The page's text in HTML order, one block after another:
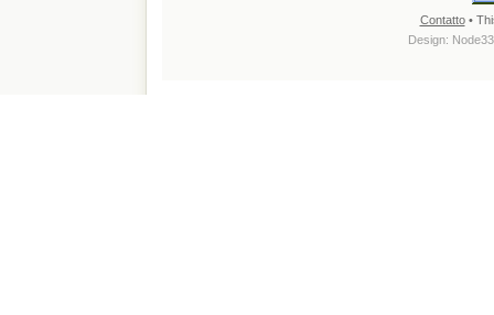
Contatto•
Design: Node33